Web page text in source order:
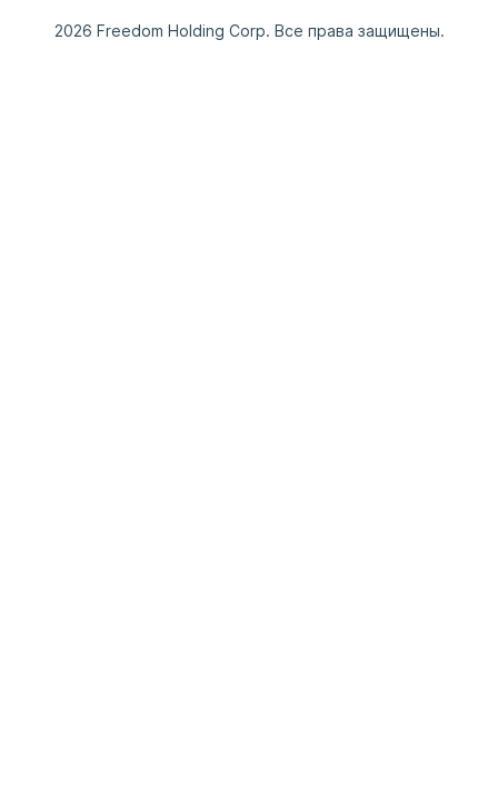
2026 Freedom Holding Corp. Все права защищены.